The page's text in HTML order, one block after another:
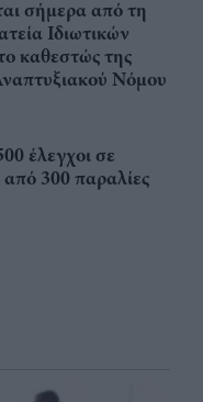
σήμερα από τη
Ιδιωτικών
καθεστώς της
Νόμου
έλεγχοι σε
από 300 παραλίες